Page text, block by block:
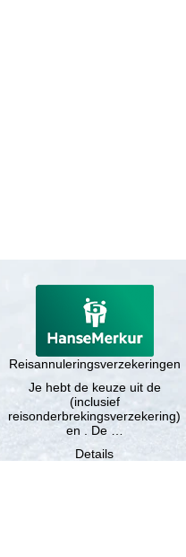
Reisannuleringsverzekeringen
Je hebt de keuze uit de
(inclusief
reisonderbrekingsverzekering)
en . De …
Details